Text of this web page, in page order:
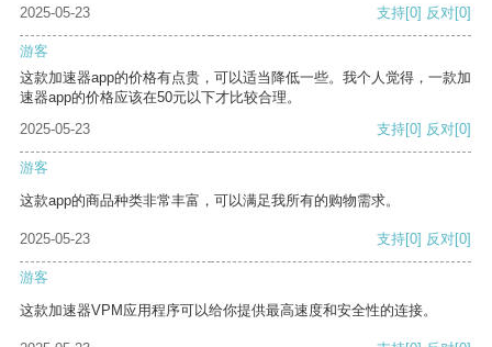
2025-05-23
支持[0] 反对[0]
游客
这款加速器app的价格有点贵，可以适当降低一些。我个人觉得，一款加
速器app的价格应该在50元以下才比较合理。
2025-05-23
支持[0] 反对[0]
游客
这款app的商品种类非常丰富，可以满足我所有的购物需求。
2025-05-23 支持[0] 反对[0]
游客
这款加速器VPM应用程序可以给你提供最高速度和安全性的连接。